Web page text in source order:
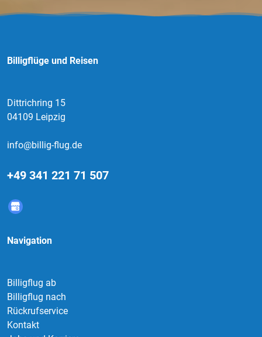
Billigflüge und Reisen
Dittrichring 15
04109 Leipzig
info@billig-flug.de
+49 341 221 71 507
Navigation
Billigflug ab
Billigflug nach
Rückrufservice
Kontakt